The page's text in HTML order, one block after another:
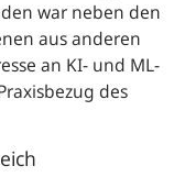
war neben den
aus anderen
an KI- und ML-
des